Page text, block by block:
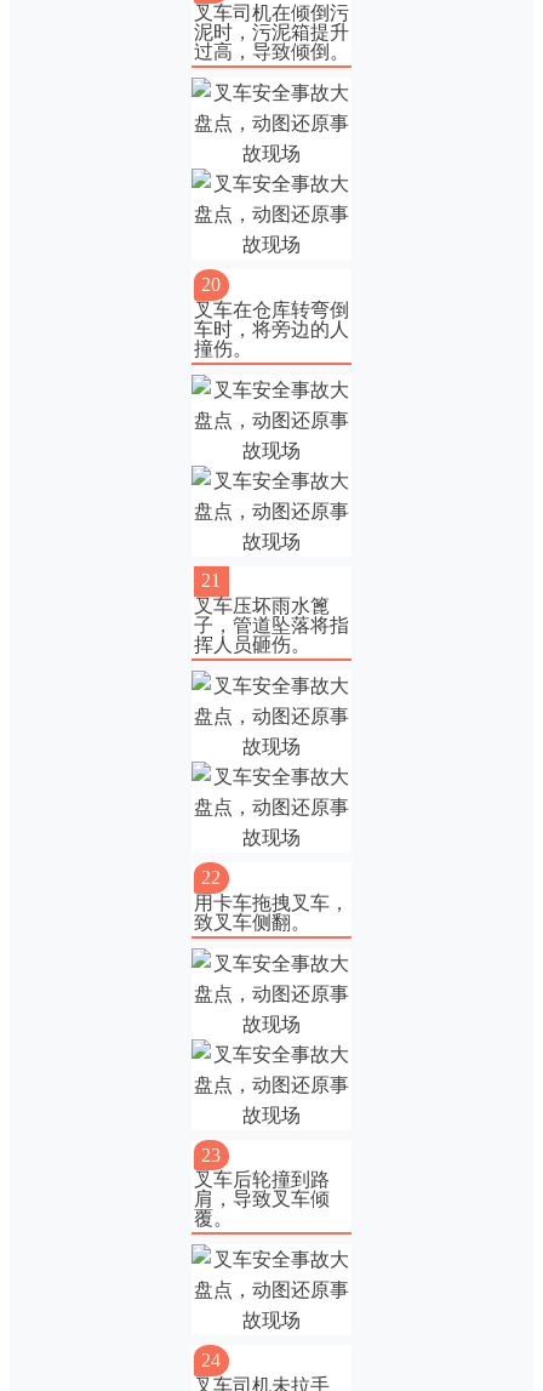
叉车司机在倾倒污
泥时，污泥箱提升
过高，导致倾倒。
20
叉车在仓库转弯倒
车时，将旁边的人
撞伤。
21
叉车压坏雨水篦
子，管道坠落将指
挥人员砸伤。
22
用卡车拖拽叉车，
致叉车侧翻。
23
叉车后轮撞到路
肩，导致叉车倾
覆。
24
叉车司机未拉手